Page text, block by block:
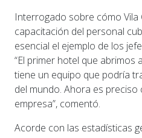
Interrogado sobre cómo Vila
capacitación del personal
esencial el ejemplo de los
“El primer hotel que abrimos
tiene un equipo que podría
del mundo. Ahora es
empresa”, comentó.
Acorde con las estadísticas